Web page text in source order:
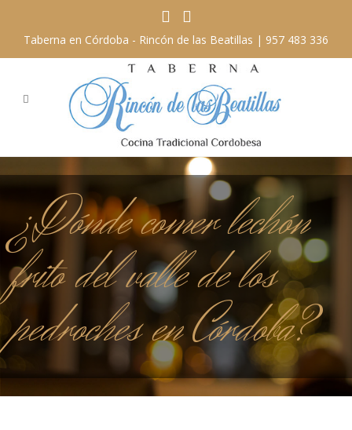
Taberna en Córdoba - Rincón de las Beatillas | 957 483 336
¿Dónde comer lechón
frito del valle de los
pedroches en Córdoba?